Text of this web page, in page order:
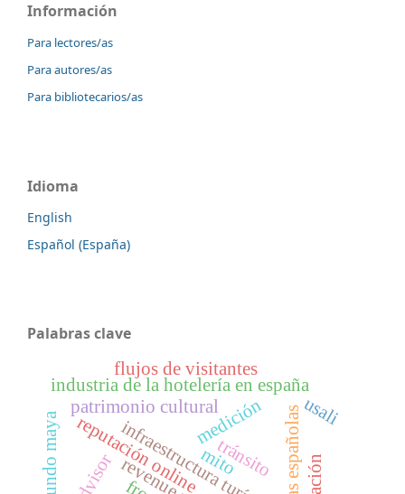
Información
Para lectores/as
Para autores/as
Para bibliotecarios/as
Idioma
English
Español (España)
Palabras clave
patrimonio cultural
reputación online
infraestructura turística
industria de la hotelería en españa
medición
flujos de visitantes
mundo maya mito
tránsito
usali